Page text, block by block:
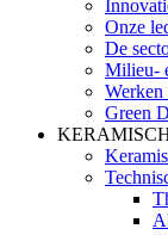
Onze
De
Milieu-
Werken
Green